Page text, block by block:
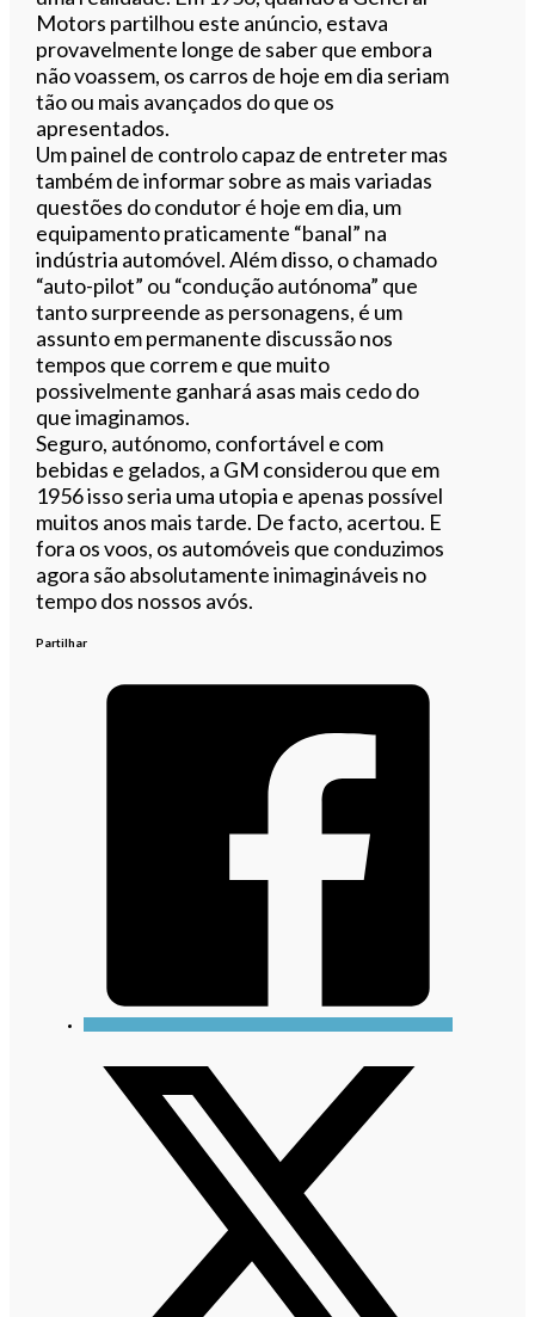
Motors partilhou este anúncio, estava
provavelmente longe de saber que embora
não voassem, os carros de hoje em dia seriam
tão ou mais avançados do que os
apresentados.
Um painel de controlo capaz de entreter mas
também de informar sobre as mais variadas
questões do condutor é hoje em dia, um
equipamento praticamente “banal” na
indústria automóvel. Além disso, o chamado
“auto-pilot” ou “condução autónoma” que
tanto surpreende as personagens, é um
assunto em permanente discussão nos
tempos que correm e que muito
possivelmente ganhará asas mais cedo do
que imaginamos.
Seguro, autónomo, confortável e com
bebidas e gelados, a GM considerou que em
1956 isso seria uma utopia e apenas possível
muitos anos mais tarde. De facto, acertou. E
fora os voos, os automóveis que conduzimos
agora são absolutamente inimagináveis no
tempo dos nossos avós.
Partilhar